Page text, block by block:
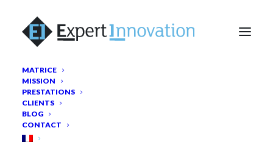
MATRICE
MISSION
PRESTATIONS
CLIENTS
BLOG
CONTACT